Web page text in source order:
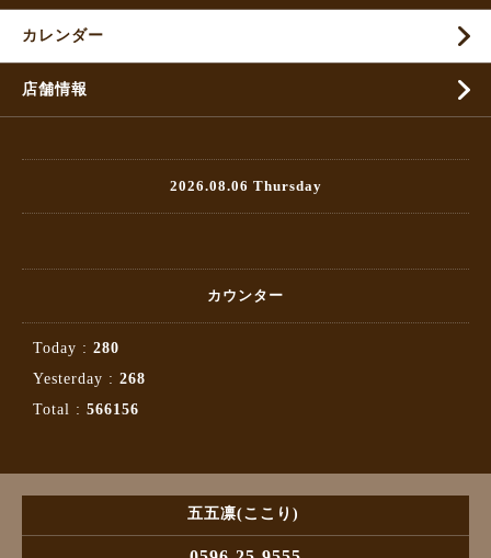
カレンダー
店舗情報
2026.08.06 Thursday
カウンター
Today : 280
Yesterday : 268
Total : 566156
五五凛(ここり)